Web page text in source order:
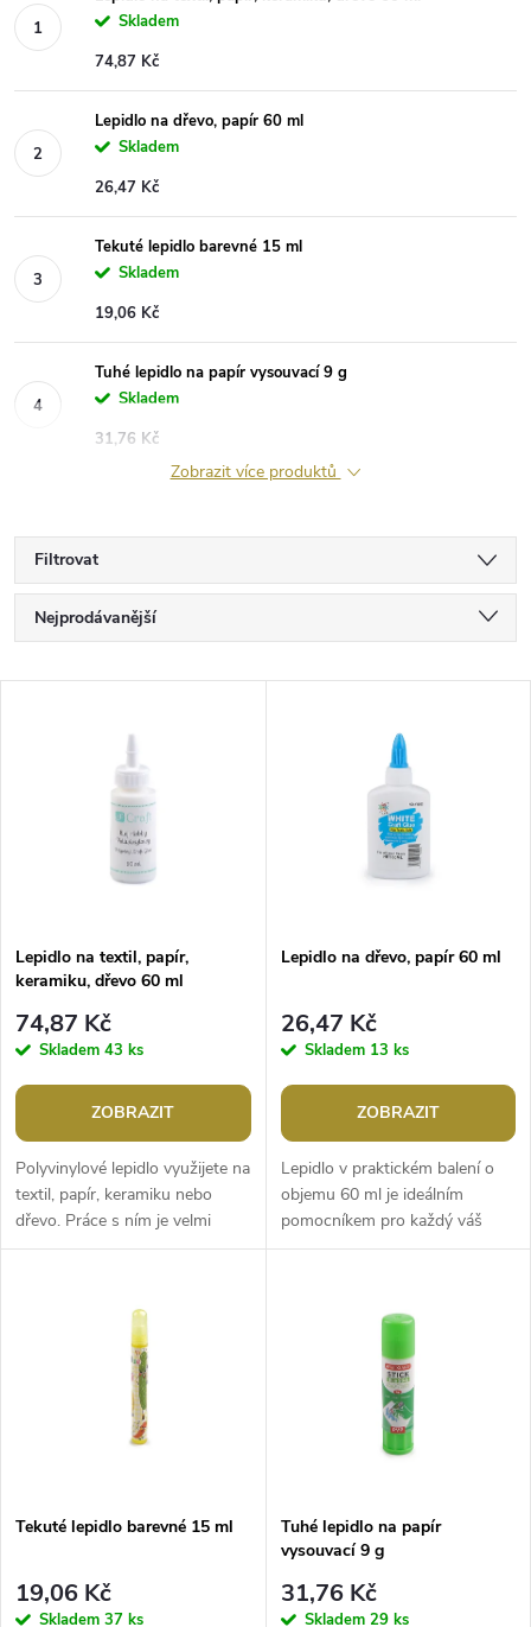
Skladem
74,87 Kč
Lepidlo na dřevo, papír 60 ml
Skladem
26,47 Kč
Tekuté lepidlo barevné 15 ml
Skladem
19,06 Kč
Tuhé lepidlo na papír vysouvací 9 g
Skladem
31,76 Kč
Zobrazit více produktů
Filtrovat
Ř
a
p
r
o
d
u
Nejprodávanější
s
p
r
o
d
u
Lepidlo na textil, papír,
keramiku, dřevo 60 ml
74,87 Kč
Skladem 43 ks
ZOBRAZIT
Polyvinylové lepidlo využijete na
textil, papír, keramiku nebo
dřevo. Práce s ním je velmi
pohodlná, díky uzávěru ve tvaru
Lepidlo na dřevo, papír 60 ml
26,47 Kč
Skladem 13 ks
ZOBRAZIT
Lepidlo v praktickém balení o
objemu 60 ml je ideálním
pomocníkem pro každý váš
projekt. Snadno a rychle spojí
Tekuté lepidlo barevné 15 ml
19,06 Kč
Skladem 37 ks
Tuhé lepidlo na papír
vysouvací 9 g
31,76 Kč
Skladem 29 ks